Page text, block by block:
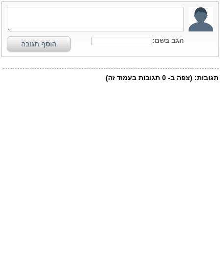
הגב בשם: הוסף תגובה
תגובות: (צפה ב- 0 תגובות בעמוד זה)